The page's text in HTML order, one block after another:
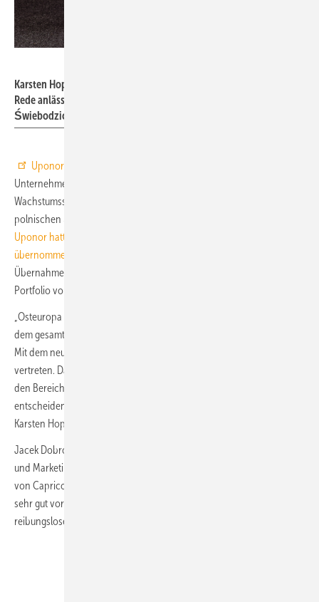
Karsten Hoppe, President Building Solutions - Europe, bei seiner
Rede anlässlich der Einweihung des neuen Capricorn-Lagers in
Świebodzice.
Uponor
Unternehmens
Wachstumsstrategie in Europa. Die Einweihung eines neuen Lagers im
polnischen Świebodzice Anfang Juni war ein nächster Schritt.
Uponor hatte das polnische Unternehmen im November 2021
übernommen
Übernahme und werden weiterhin dort beschäftigt. Bis 2023 soll das
Portfolio von Capricorn Teil der Marke werden.
„Osteuropa und insbesondere Polen sind wichtige Märkte für uns, auf
dem gesamten europäischen Kontinent wachsen wir kontinuierlich.
Mit dem neuen Standort in Świebodzice sind wir vor Ort noch stärker
vertreten. Darüber hinaus trägt Capricorn mit seiner Kompetenz in
den Bereichen Fußbodenheizung und vorgefertigten Lösungen
entscheidend dazu bei, unsere Wachstumsziele zu erreichen“, so Dr.
Karsten Hoppe, President Building Solutions - Europe bei Uponor.
Jacek Dobrowolski, Vice President Building Solutions - Europe Sales
und Marketing für Osteuropa bei Uponor, fügt hinzu: „Die Integration
von Capricorn in die Uponor Familie verläuft nach Plan, wir kommen
sehr gut voran. Beide Teams arbeiten sehr gut zusammen, um einen
reibungslosen und nahtlosen Übergang zu ermöglichen.“ ■